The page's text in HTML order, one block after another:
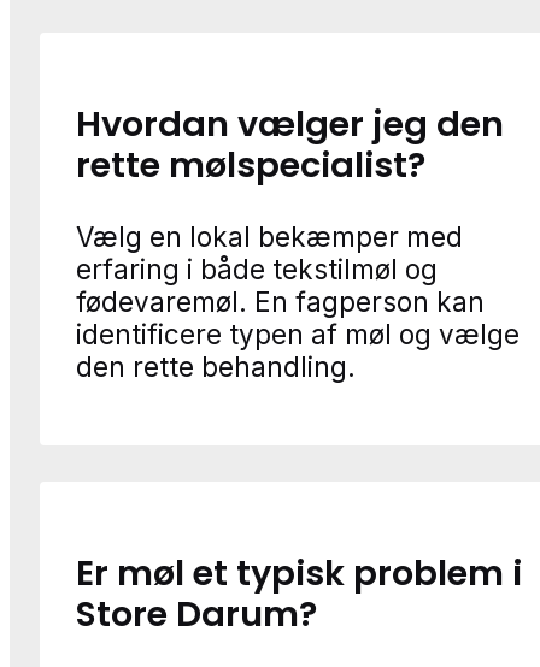
Hvordan vælger jeg den
rette mølspecialist?
Vælg en lokal bekæmper med
erfaring i både tekstilmøl og
fødevaremøl. En fagperson kan
identificere typen af møl og vælge
den rette behandling.
Er møl et typisk problem i
Store Darum?